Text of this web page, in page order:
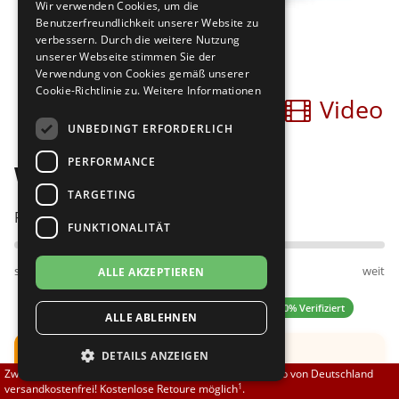
Brautschuhe
Sneaker
Übergrößen 43-44
Flexerinas
Merlet
Nueva Epoca
RayRose
Rummos
Rumpf
SoDanca
TopTanz
Bilder Video
Werner Kern 28049
Passt am besten bei Fußweite:
schmal normal weit
4.80 (5 Bewertungen) ✓ 100% Verifiziert
Hinweis: Schuh fällt groß aus.
Empfehlung: Eineganze UKNummer kleiner
Zwischen 70,00 EUR und 800,00 EUR liefern wir innerhalb von Deutschland
versandkostenfrei! Kostenlose Retoure möglich1.
Wir verwenden Cookies, um die
Benutzerfreundlichkeit unserer Website zu
verbessern. Durch die weitere Nutzung
unserer Webseite stimmen Sie der
Verwendung von Cookies gemäß unserer
Cookie-Richtlinie zu. Weitere Informationen
UNBEDINGT ERFORDERLICH
PERFORMANCE
TARGETING
FUNKTIONALITÄT
ALLE AKZEPTIEREN
ALLE ABLEHNEN
DETAILS ANZEIGEN